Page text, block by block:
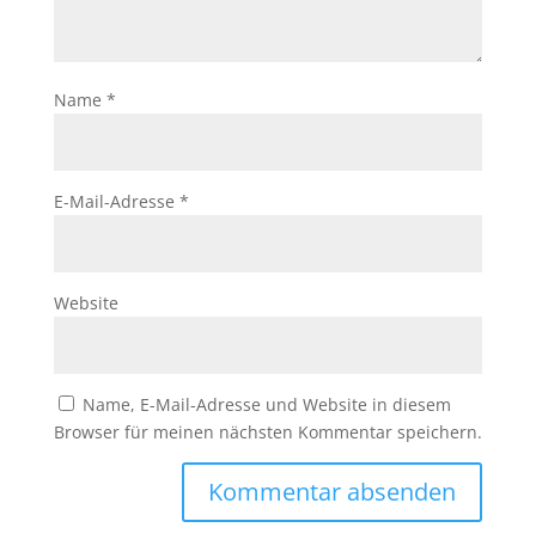
Name *
E-Mail-Adresse *
Website
Name, E-Mail-Adresse und Website in diesem
Browser für meinen nächsten Kommentar speichern.